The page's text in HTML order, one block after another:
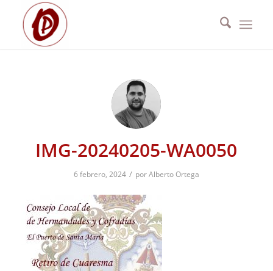
IMG-20240205-WA0050
6 febrero, 2024 / porAlberto Ortega